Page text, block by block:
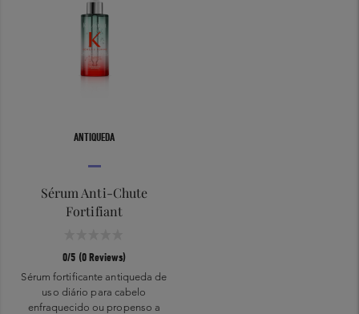
ANTIQUEDA
Sérum Anti-Chute
Fortifiant
0/5 (0 Reviews)
Sérum fortificante antiqueda de
uso diário para cabelo
enfraquecido ou propenso a